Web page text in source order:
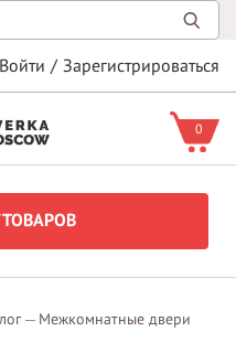
Войти / Зарегистрироваться
0
ТОВАРОВ
Межкомнатные двери